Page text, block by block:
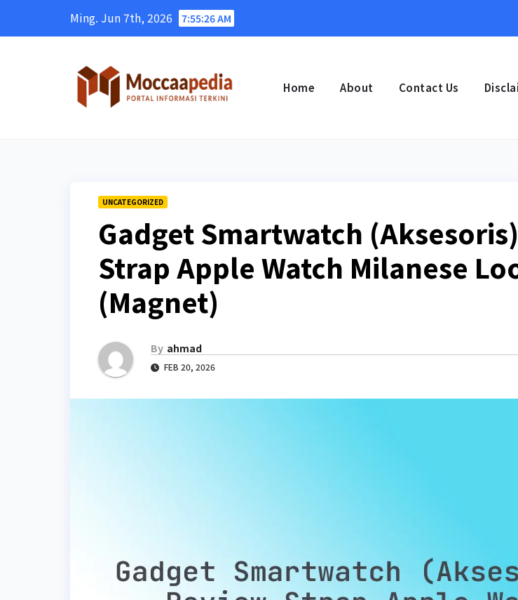
Ming. Jun 7th, 2026 7:55:27 AM
Home About Contact Us
UNCATEGORIZED
Gadget Smartwatch
Strap Apple Watch Milanese
(Magnet)
By ahmad
FEB 20, 2026